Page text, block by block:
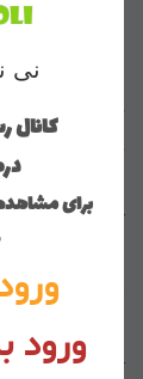
نی
برای
ورود
منوی وب‌سایت
خانه
کوچولوهای نی
تماس با ما
کد پیگیری